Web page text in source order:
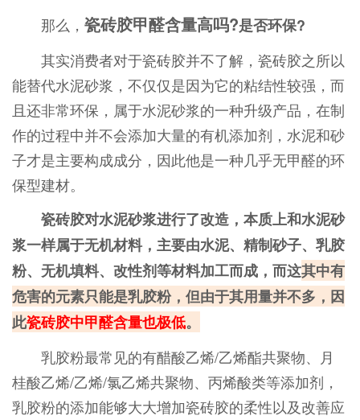
那么， 瓷砖胶甲醛含量高吗?是否环保?
其实消费者对于瓷砖胶并不了解，瓷砖胶之所以
能替代水泥砂浆，不仅仅是因为它的粘结性较强，而
且还非常环保，属于水泥砂浆的一种升级产品，在制
作的过程中并不会添加大量的有机添加剂，水泥和砂
子才是主要构成成分，因此他是一种几乎无甲醛的环
保型建材。
瓷砖胶对水泥砂浆进行了改造，本质上和水泥砂
浆一样属于无机材料，主要由水泥、精制砂子、乳胶
粉、无机填料、改性剂等材料加工而成，而这其中有
危害的元素只能是乳胶粉，但由于其用量并不多，因
此瓷砖胶中甲醛含量也极低。
乳胶粉最常见的有醋酸乙烯/乙烯酯共聚物、月
桂酸乙烯/乙烯/氯乙烯共聚物、丙烯酸类等添加剂，
乳胶粉的添加能够大大增加瓷砖胶的柔性以及改善应